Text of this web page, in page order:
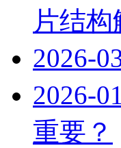
片结构
2026-
2026-
重要？